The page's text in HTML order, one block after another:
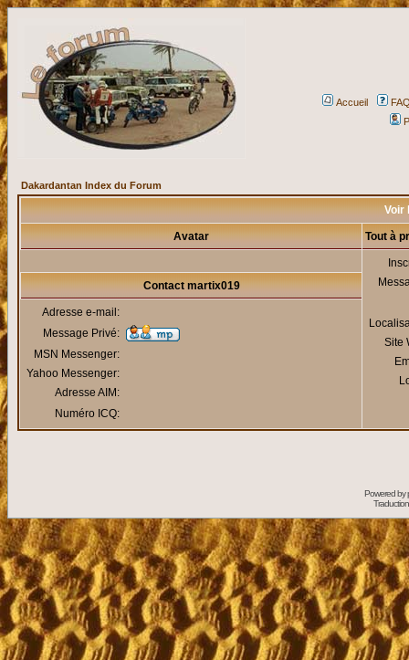
Accueil
Dakardantan Index du Forum
Voir
Avatar Tout à
Site
Contact martix019
Adresse e-mail:
Message Privé:
MSN Messenger:
Yahoo Messenger:
Adresse AIM:
Numéro ICQ:
Powered by